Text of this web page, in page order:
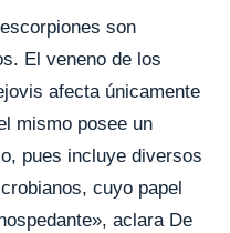
son
El veneno de los
afecta únicamente
mismo posee un
pues incluye diversos
cuyo papel
aclara De